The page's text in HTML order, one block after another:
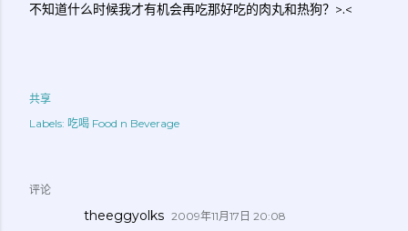
不知道什么时候我才有机会再吃那好吃的肉丸和热狗？>.<
共享
Labels: 吃喝 Food n Beverage
评论
theeggyolks 2009年11月17日 20:08